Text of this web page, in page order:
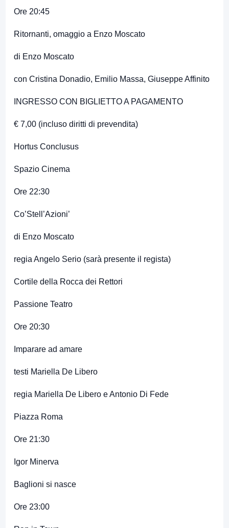
Ore 20:45
Ritornanti, omaggio a Enzo Moscato
di Enzo Moscato
con Cristina Donadio, Emilio Massa, Giuseppe Affinito
INGRESSO CON BIGLIETTO A PAGAMENTO
€ 7,00 (incluso diritti di prevendita)
Hortus Conclusus
Spazio Cinema
Ore 22:30
Co’Stell’Azioni’
di Enzo Moscato
regia Angelo Serio (sarà presente il regista)
Cortile della Rocca dei Rettori
Passione Teatro
Ore 20:30
Imparare ad amare
testi Mariella De Libero
regia Mariella De Libero e Antonio Di Fede
Piazza Roma
Ore 21:30
Igor Minerva
Baglioni si nasce
Ore 23:00